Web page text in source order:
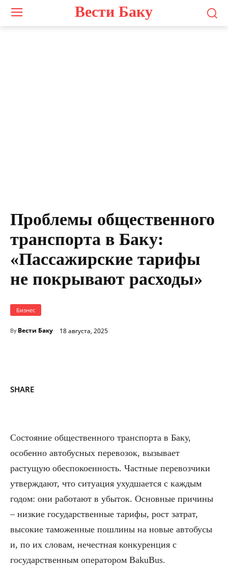
Вести Баку
Проблемы общественного
транспорта в Баку:
«Пассажирские тарифы
не покрывают расходы»
Бизнес
By Вести Баку 18 августа, 2025
SHARE
Состояние общественного транспорта в Баку,
особенно автобусных перевозок, вызывает
растущую обеспокоенность. Частные перевозчики
утверждают, что ситуация ухудшается с каждым
годом: они работают в убыток. Основные причины
– низкие государственные тарифы, рост затрат,
высокие таможенные пошлины на новые автобусы
и, по их словам, нечестная конкуренция с
государственным оператором BakuBus.